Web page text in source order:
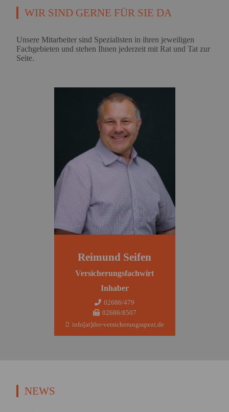
WIR SIND GERNE FÜR SIE DA
Unsere Mitarbeiter sind Spezialisten in ihren jeweiligen
Fachgebieten und stehen Ihnen jederzeit mit Rat und Tat zur
Seite.
Reimund Seifen
Versicherungsfachwirt
Inhaber
02686/479
02686/8507
info[at]der-versicherungsspezi.de
NEWS